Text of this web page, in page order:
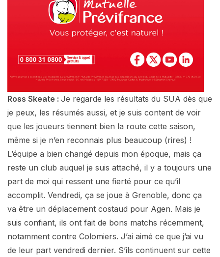
Ross Skeate : Je regarde les résultats du SUA dès que
je peux, les résumés aussi, et je suis content de voir
que les joueurs tiennent bien la route cette saison,
même si je n’en reconnais plus beaucoup (rires) !
L’équipe a bien changé depuis mon époque, mais ça
reste un club auquel je suis attaché, il y a toujours une
part de moi qui ressent une fierté pour ce qu’il
accomplit. Vendredi, ça se joue à Grenoble, donc ça
va être un déplacement costaud pour Agen. Mais je
suis confiant, ils ont fait de bons matchs récemment,
notamment contre Colomiers. J’ai aimé ce que j’ai vu
de leur part vendredi dernier. S’ils continuent sur cette